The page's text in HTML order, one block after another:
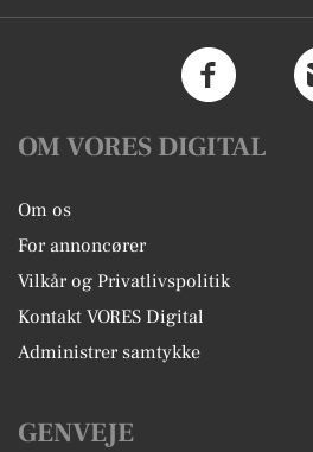
OM VORES DIGITAL
Om os
For annoncører
Vilkår og Privatlivspolitik
Kontakt VORES Digital
Administrer samtykke
GENVEJE